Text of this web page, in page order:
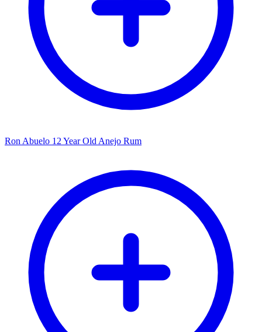
Ron Abuelo 12 Year Old Anejo Rum